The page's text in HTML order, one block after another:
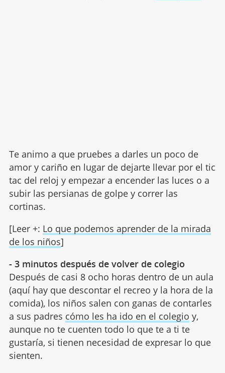
Te animo a que pruebes a darles un poco de
amor y cariño en lugar de dejarte llevar por el tic
tac del reloj y empezar a encender las luces o a
subir las persianas de golpe y correr las
cortinas.
[Leer +: Lo que podemos aprender de la mirada
de los niños]
- 3 minutos después de volver de colegio
Después de casi 8 ocho horas dentro de un aula
(aquí hay que descontar el recreo y la hora de la
comida), los niños salen con ganas de contarles
a sus padres cómo les ha ido en el colegio y,
aunque no te cuenten todo lo que te a ti te
gustaría, si tienen necesidad de expresar lo que
sienten.